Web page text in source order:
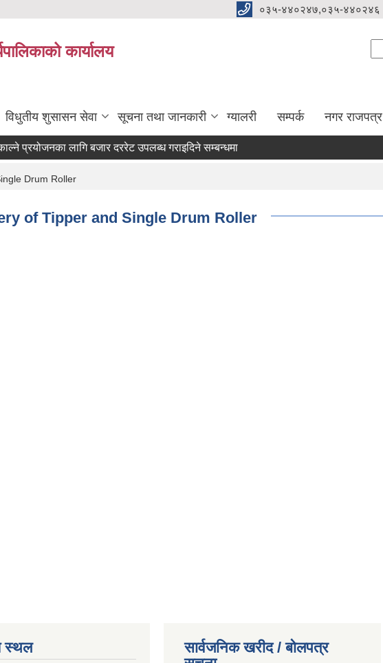
०३५-४४०२४७,०३५-४४०२४६
कार्यालय
विधुतीय शुसासन सेवा सूचना तथा जानकारी ग्यालरी सम्पर्क नगर राजपत्र
प्रयोजनका लागि बजार दररेट उपलब्ध गराइदिने सम्बन्धमा ।
आवश्यकता सम्वन्धी सूचना।
Drum Roller
of Tipper and Single Drum Roller
स्थल
सार्वजनिक खरीद / बोलपत्र